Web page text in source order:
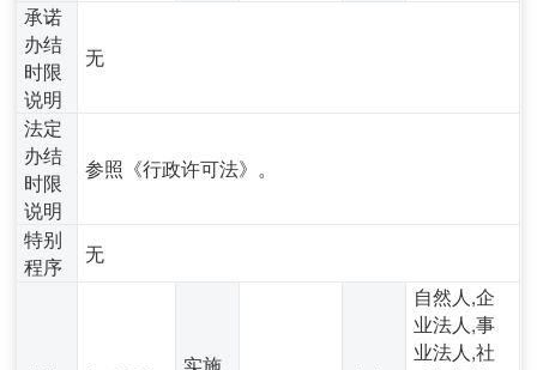
承诺
办结
时限
说明
无
法定
办结
时限
说明
参照《行政许可法》。
特别
程序
无
实施
自然人,企
业法人,事
业法人,社